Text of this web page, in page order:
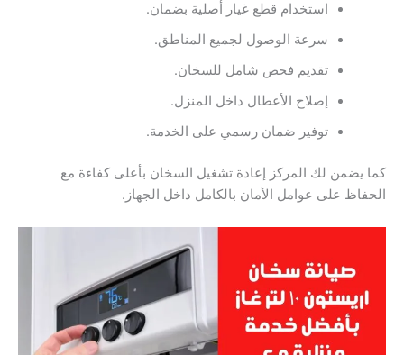
استخدام قطع غيار أصلية بضمان.
سرعة الوصول لجميع المناطق.
تقديم فحص شامل للسخان.
إصلاح الأعطال داخل المنزل.
توفير ضمان رسمي على الخدمة.
كما يضمن لك المركز إعادة تشغيل السخان بأعلى كفاءة مع
الحفاظ على عوامل الأمان بالكامل داخل الجهاز.